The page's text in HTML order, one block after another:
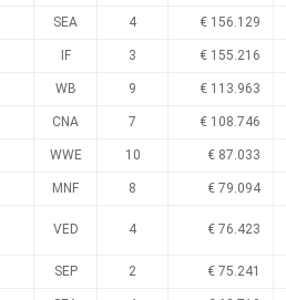
SEA 4 € 156.129
IF 3 € 155.216
WB 9 € 113.963
CNA 7 € 108.746
WWE 10 € 87.033
MNF 8 € 79.094
VED 4 € 76.423
SEP 2 € 75.241